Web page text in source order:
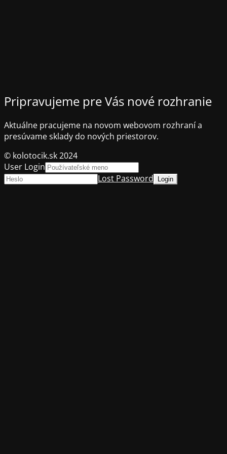
Pripravujeme pre Vás nové rozhranie
Aktuálne pracujeme na novom webovom rozhraní a
presúvame sklady do nových priestorov.
© kolotocik.sk 2024
User Login
Lost Password